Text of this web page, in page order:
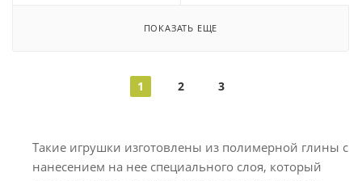
ПОКАЗАТЬ ЕЩЕ
1 2 3
Такие игрушки изготовлены из полимерной глины с
нанесением на нее специального слоя, который